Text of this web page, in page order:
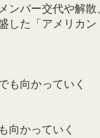
ンバー交代や解
した「アメリカ
向かっていく
かっていく